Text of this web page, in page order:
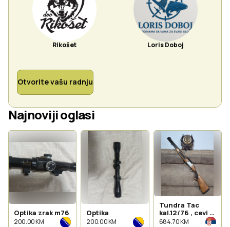
Rikošet Loris Doboj
Otvorite vašu radnju
Najnoviji oglasi
Optika zrak m76
200.00 KM
Optika
200.00 KM
Tundra Tac
kal.12/76 , cevi 51
cm
684.70 KM